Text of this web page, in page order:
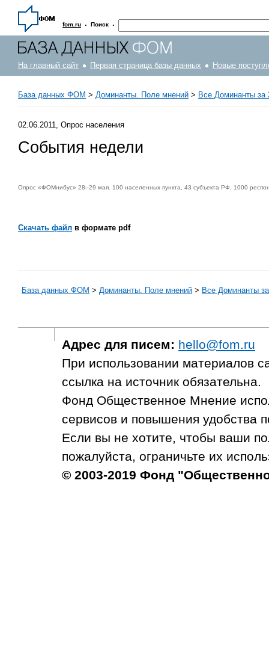
fom.ru · Поиск ·
На главный сайт Первая страница базы данных Новые
База данных ФОМ > Доминанты. Поле мнений > Все Доминанты за
02.06.2011, Опрос населения
События недели
Опрос «ФОМнибус» 28–29 мая. 100 населенных пункта, 43 субъекта РФ, 1000
Скачать файл в формате pdf
База данных ФОМ > Доминанты. Поле мнений > Все Доминанты
Адрес для писем: hello@fom.ru
При использовании материалов
ссылка на источник обязательна.
Фонд Общественное Мнение
сервисов и повышения удобства
Если вы не хотите, чтобы ваши
пожалуйста, ограничьте их
© 2003-2019 Фонд